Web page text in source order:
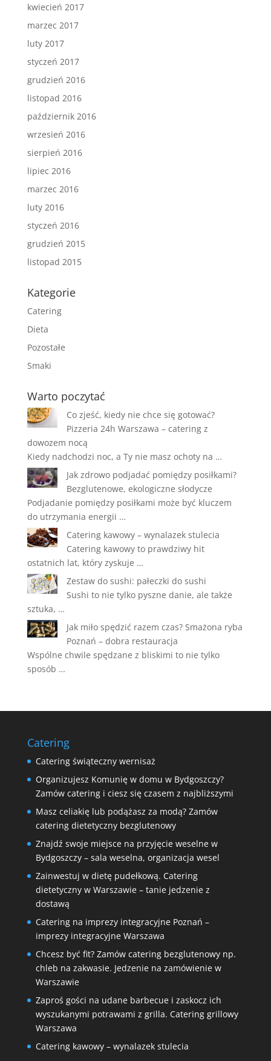
kwiecień 2017
marzec 2017
luty 2017
styczeń 2017
grudzień 2016
listopad 2016
październik 2016
wrzesień 2016
sierpień 2016
lipiec 2016
marzec 2016
luty 2016
styczeń 2016
grudzień 2015
listopad 2015
Kategorie
Catering
Dieta
Pozostałe
Smaki
Warto poczytać
Co zjeść, kiedy nie chce się gotować?
Pizzeria 24h Warszawa – catering z
dowozem nocą
Kiedy nadchodzi noc, a Ty nie masz ochoty na …
Jak zdrowo podjadać pomiędzy posiłkami?
Bezglutenowe, ekologiczne słodycze
Podjadanie pomiędzy posiłkami może być kluczem
do utrzymania energii …
Catering kawowy – wynalazek stulecia
Catering kawowy to prawdziwy hit
ostatnich lat, który zyskuje …
Zestaw do sushi: pałeczki do sushi
Sushi to nie tylko pyszne danie, ale także
sztuka, …
Jak miło spędzić razem czas? Smażona ryba
Poznań – dobra restauracja
Wspólne chwile spędzane z bliskimi to nie tylko
sposób …
Catering
Catering świąteczny wernisaż
Organizujesz Komunię w domu w Bydgoszczy?
Zamów catering i ciesz się czasem z najbliższymi
Masz celiakię lub podążasz za modą? Zamów
catering dietetyczny bezglutenowy
Znajdź swoje miejsce na przyjęcie weselne w
Bydgoszczy – sala weselna, organizacja wesel
Zainwestuj w dietę pudełkową. Catering
dietetyczny w Warszawie – tanie jedzenie z
dostawą
Catering na imprezy integracyjne Poznań –
imprezy integracyjne Warszawa
Chcesz być fit? Zamów catering bezglutenowy np.
chleb na zakwasie. Jedzenie na zamówienie w
Warszawie
Zaproś gości na udane barbecue i zaskocz ich
wyszukanymi potrawami z grilla. Catering grillowy
Warszawa
Catering kawowy – wynalazek stulecia